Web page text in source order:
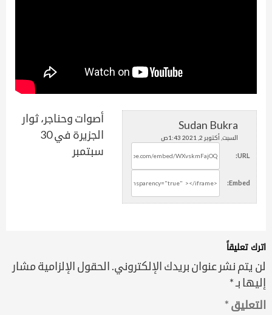
Sudan Bukra
السبت, أكتوبر 2, 2021 1:43ص
URL:
Embed:
أصوات وحناجر، ثوار
الجزيرة في 30
سبتمبر
اترك تعليقاً
لن يتم نشر عنوان بريدك الإلكتروني. الحقول الإلزامية مشار
إليها بـ*
التعليق *